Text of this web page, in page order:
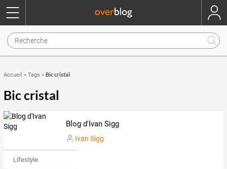
Accueil » Tags » Bic cristal
Bic cristal
Blog d'Ivan Sigg
Ivan Sigg
Lifestyle